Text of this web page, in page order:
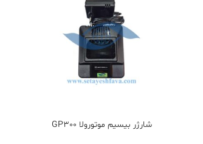
شارژر بیسیم موتورولا GP300